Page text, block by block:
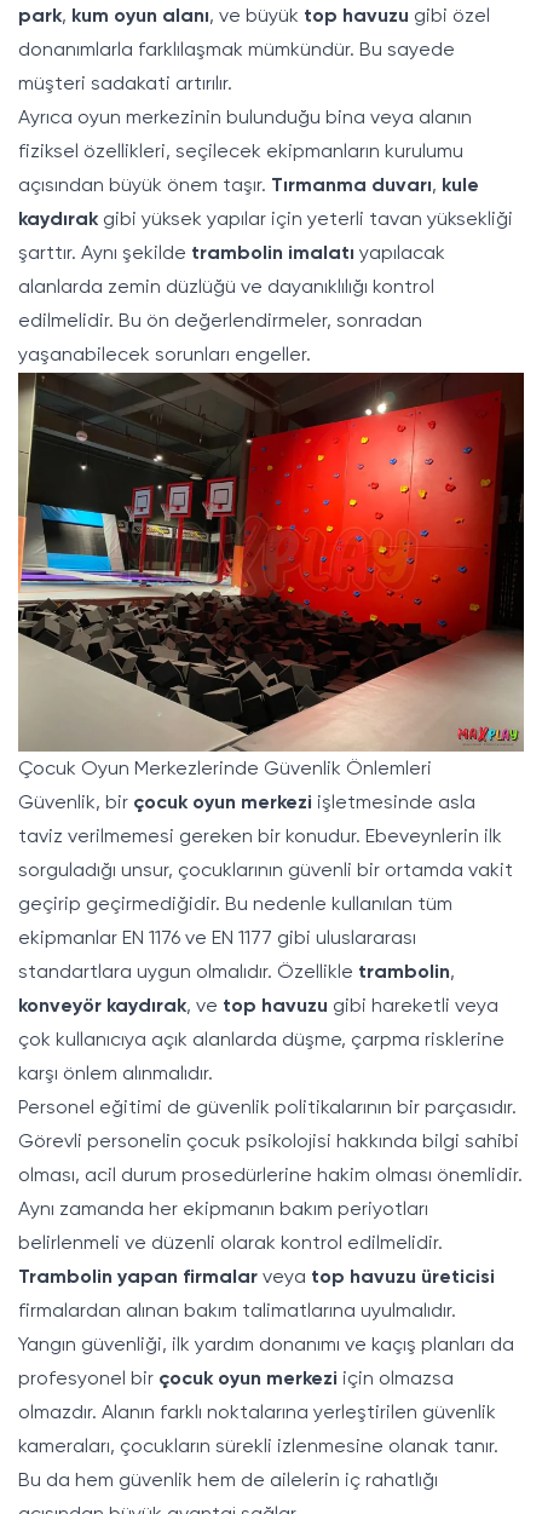
park, kum oyun alanı, ve büyük top havuzu gibi özel
donanımlarla farklılaşmak mümkündür. Bu sayede
müşteri sadakati artırılır.
Ayrıca oyun merkezinin bulunduğu bina veya alanın
fiziksel özellikleri, seçilecek ekipmanların kurulumu
açısından büyük önem taşır. Tırmanma duvarı, kule
kaydırak gibi yüksek yapılar için yeterli tavan yüksekliği
şarttır. Aynı şekilde trambolin imalatı yapılacak
alanlarda zemin düzlüğü ve dayanıklılığı kontrol
edilmelidir. Bu ön değerlendirmeler, sonradan
yaşanabilecek sorunları engeller.
Çocuk Oyun Merkezlerinde Güvenlik Önlemleri
Güvenlik, bir çocuk oyun merkezi işletmesinde asla
taviz verilmemesi gereken bir konudur. Ebeveynlerin ilk
sorguladığı unsur, çocuklarının güvenli bir ortamda vakit
geçirip geçirmediğidir. Bu nedenle kullanılan tüm
ekipmanlar EN 1176 ve EN 1177 gibi uluslararası
standartlara uygun olmalıdır. Özellikle trambolin,
konveyör kaydırak, ve top havuzu gibi hareketli veya
çok kullanıcıya açık alanlarda düşme, çarpma risklerine
karşı önlem alınmalıdır.
Personel eğitimi de güvenlik politikalarının bir parçasıdır.
Görevli personelin çocuk psikolojisi hakkında bilgi sahibi
olması, acil durum prosedürlerine hakim olması önemlidir.
Aynı zamanda her ekipmanın bakım periyotları
belirlenmeli ve düzenli olarak kontrol edilmelidir.
Trambolin yapan firmalar veya top havuzu üreticisi
firmalardan alınan bakım talimatlarına uyulmalıdır.
Yangın güvenliği, ilk yardım donanımı ve kaçış planları da
profesyonel bir çocuk oyun merkezi için olmazsa
olmazdır. Alanın farklı noktalarına yerleştirilen güvenlik
kameraları, çocukların sürekli izlenmesine olanak tanır.
Bu da hem güvenlik hem de ailelerin iç rahatlığı